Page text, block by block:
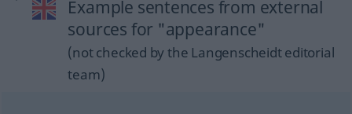
Example sentences from external
sources for "appearance"
(not checked by the Langenscheidt editorial
team)